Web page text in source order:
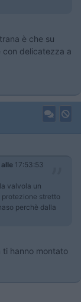
è che su
con delicatezza a
alle 17:53:53
valvola un
stretto
perchè dalla
ti hanno montato